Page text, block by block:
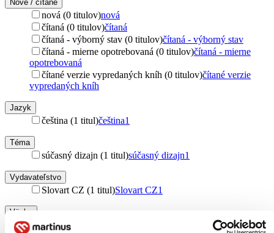
Nové / čítané
nová (0 titulov)nová
čítaná (0 titulov)čítaná
čítaná - výborný stav (0 titulov)čítaná - výborný stav
čítaná - mierne opotrebovaná (0 titulov)čítaná - mierne
opotrebovaná
čítané verzie vypredaných kníh (0 titulov)čítané verzie
vypredaných kníh
Jazyk
čeština (1 titul)čeština1
Téma
súčasný dizajn (1 titul)súčasný dizajn1
Vydavateľstvo
Slovart CZ (1 titul)Slovart CZ1
Väzba
pevná väzba (1 titul)